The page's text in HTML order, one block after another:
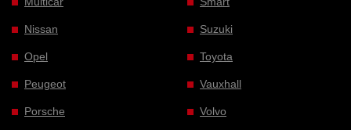
Nissan
Opel
Peugeot
Porsche
Suzuki
Toyota
Vauxhall
Volvo